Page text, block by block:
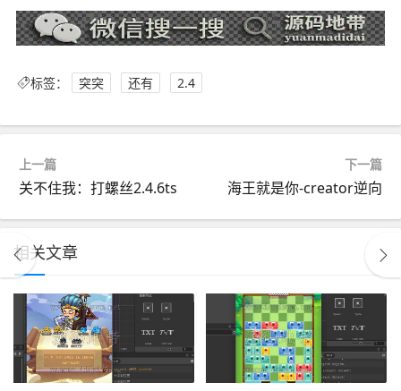
标签： 突突 还有 2.4
上一篇
关不住我：打螺丝2.4.6ts
下一篇
海王就是你-creator逆向
相关文章